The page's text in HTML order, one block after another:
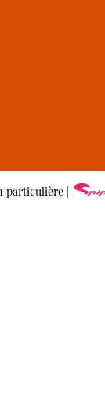
particulière |